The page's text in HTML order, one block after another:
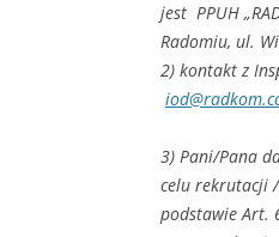
jest PPUH
Radomiu, ul.
2) kontakt z
3) Pani/Pana
celu rekrutacji
podstawie Art.